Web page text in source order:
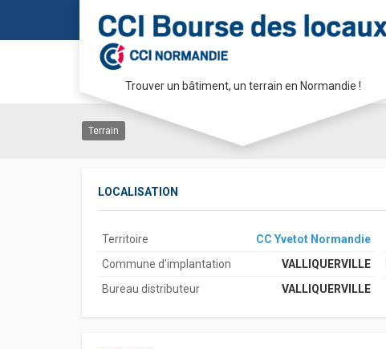
Trouver un bâtiment, un terrain en Normandie !
Terrain Z.A de Valliquerville
76190 VALLIQUERVILLE
Terrain
LOCALISATION
Territoire
CC Yvetot Normandie
Commune d'implantation
VALLIQUERVILLE
Bureau distributeur
VALLIQUERVILLE